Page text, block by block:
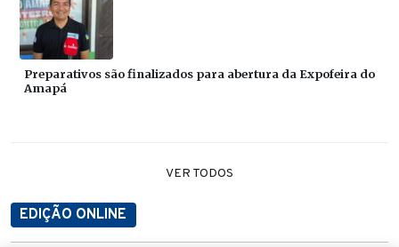
Preparativos são finalizados para abertura da Expofeira do
Amapá
VER TODOS
EDIÇÃO ONLINE